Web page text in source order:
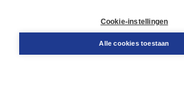
Cookie-instellingen
Alle cookies toestaan